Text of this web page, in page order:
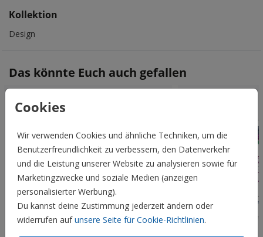
Cookies
Wir verwenden Cookies und ähnliche Techniken, um die
Benutzerfreundlichkeit zu verbessern, den Datenverkehr
und die Leistung unserer Website zu analysieren sowie für
Marketingzwecke und soziale Medien (anzeigen
personalisierter Werbung).
Du kannst deine Zustimmung jederzeit ändern oder
widerrufen aufunsere Seite für Cookie-Richtlinien.
Kollektion
Design
Das könnte Euch auch gefallen